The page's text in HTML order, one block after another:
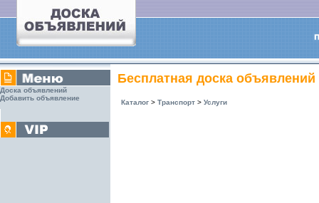
Доска объявлений
Добавить объявление
Бесплатная доска объявлений
Каталог > Транспорт > Услуги